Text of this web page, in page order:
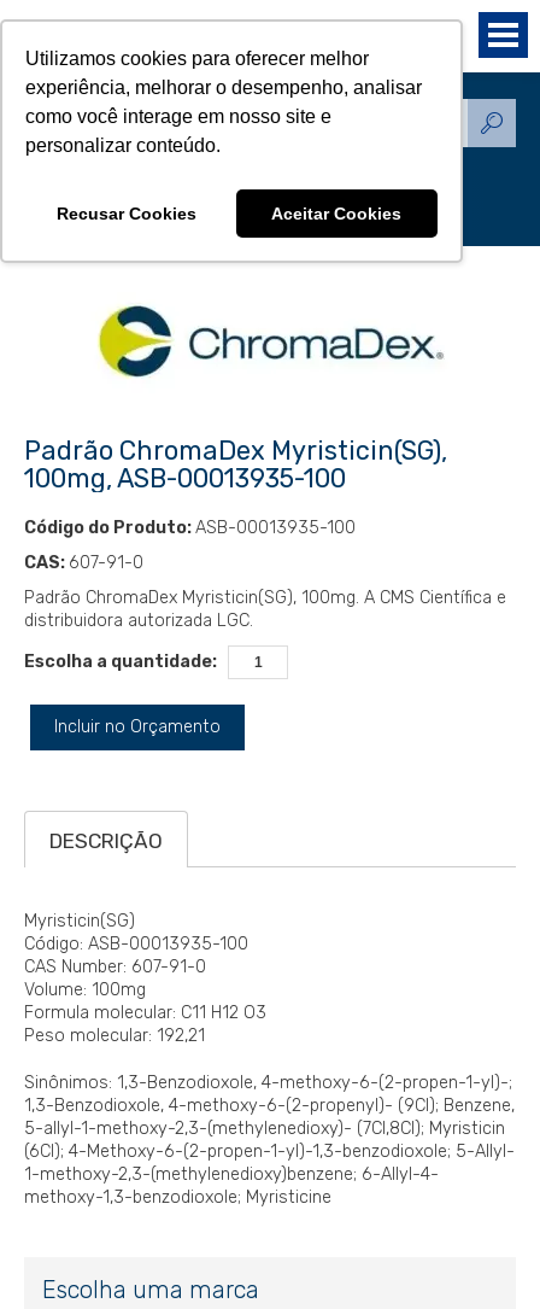
Utilizamos cookies para oferecer melhor
experiência, melhorar o desempenho, analisar
como você interage em nosso site e
personalizar conteúdo.
Recusar Cookies Aceitar Cookies
Produtos - Padrões de
Padrão ChromaDex Myristicin(SG),
100mg, ASB-00013935-100
Código do Produto:ASB-00013935-100
CAS: 607-91-0
Padrão ChromaDex Myristicin(SG), 100mg. A CMS Científica e
distribuidora autorizada LGC.
Escolha a quantidade:
Incluir no Orçamento
DESCRIÇÃO
Myristicin(SG)
Código: ASB-00013935-100
CAS Number: 607-91-0
Volume: 100mg
Formula molecular: C11 H12 O3
Peso molecular: 192,21
Sinônimos: 1,3-Benzodioxole, 4-methoxy-6-(2-propen-1-yl)-;
1,3-Benzodioxole, 4-methoxy-6-(2-propenyl)- (9CI); Benzene,
5-allyl-1-methoxy-2,3-(methylenedioxy)- (7CI,8CI); Myristicin
(6CI); 4-Methoxy-6-(2-propen-1-yl)-1,3-benzodioxole; 5-Allyl-
1-methoxy-2,3-(methylenedioxy)benzene; 6-Allyl-4-
methoxy-1,3-benzodioxole; Myristicine
Escolha uma marca